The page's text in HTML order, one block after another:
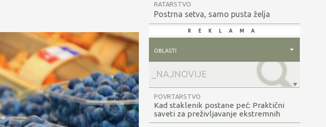
RATARSTVO
Postrna setva, samo pusta želja
reklama
oblasti
POVRTARSTVO
Kad staklenik postane peć: Praktični
saveti za preživljavanje ekstremnih
vrućina u plastenicima i staklenicima